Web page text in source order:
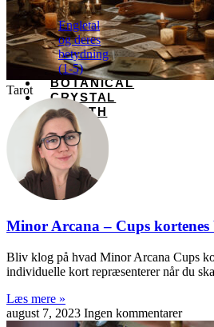
Engletal
og deres
betydning
(1-5)
BOTANICAL
CRYSTAL
HEALTH
X
Tarot
Minor Arcana – Cups
Bliv klog på hvad Minor Arcana Cups
individuelle kort repræsenterer når du
Læs mere »
august 7, 2023 Ingen kommentarer